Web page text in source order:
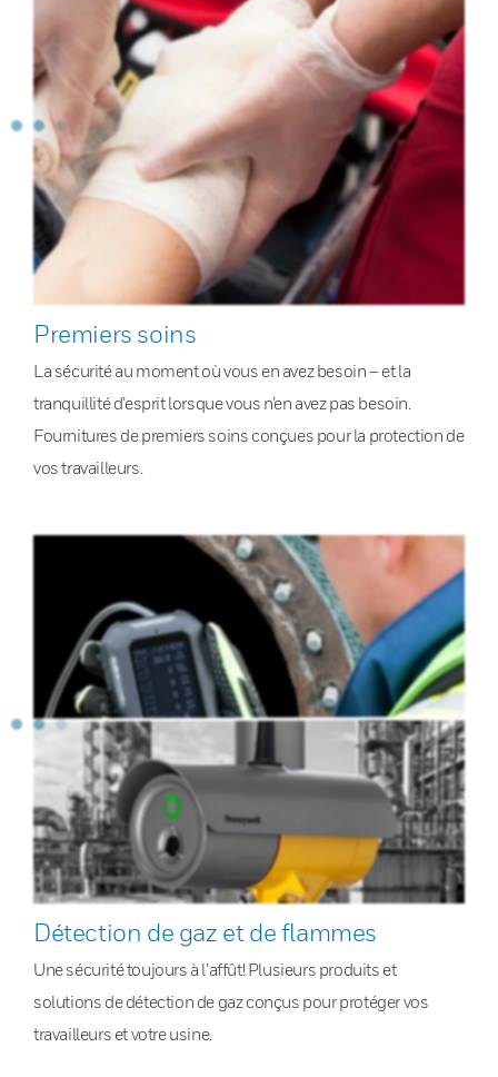
Premiers soins
La sécurité au moment où vous en avez besoin – et la
tranquillité d’esprit lorsque vous n’en avez pas besoin.
Fournitures de premiers soins conçues pour la protection de
vos travailleurs.
Détection de gaz et de flammes
Une sécurité toujours à l’affût! Plusieurs produits et
solutions de détection de gaz conçus pour protéger vos
travailleurs et votre usine.